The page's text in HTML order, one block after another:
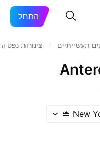
התחל
תעשייתיים צינורות נפט
New